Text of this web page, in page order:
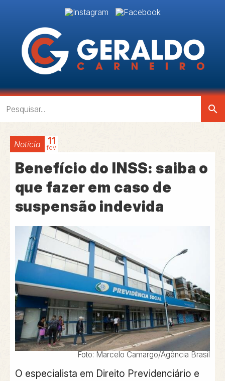
search
Notícia 11
fev
Benefício do INSS: saiba o
que fazer em caso de
suspensão indevida
Foto: Marcelo Camargo/Agência Brasil
O especialista em Direito Previdenciário e